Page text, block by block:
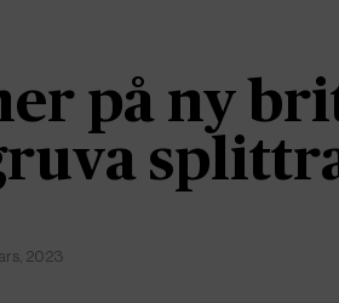
på ny
2023